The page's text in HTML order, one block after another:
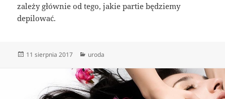
zależy głównie od tego, jakie partie będziemy
depilować.
Data
11 sierpnia 2017 Kategorie
uroda